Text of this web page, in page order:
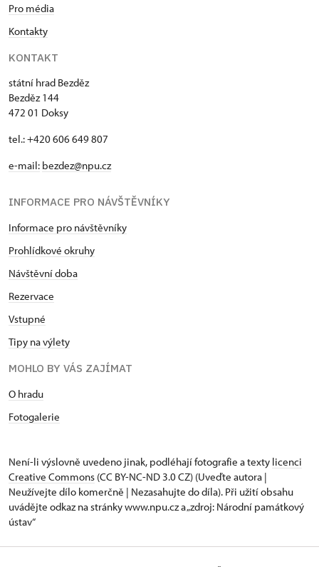
Pro média
Kontakty
KONTAKT
státní hrad Bezděz
Bezděz 144
472 01 Doksy
tel.: +420 606 649 807
e-mail: bezdez@npu.cz
INFORMACE PRO NÁVŠTĚVNÍKY
Informace pro návštěvníky
Prohlídkové okruhy
Návštěvní doba
Rezervace
Vstupné
Tipy na výlety
MOHLO BY VÁS ZAJÍMAT
O hradu
Fotogalerie
Není-li výslovně uvedeno jinak, podléhají fotografie a texty licenci
Creative Commons (CC BY-NC-ND 3.0 CZ) (Uveďte autora |
Neužívejte dílo komerčně | Nezasahujte do díla). Při užití obsahu
uvádějte odkaz na stránky www.npu.cz a „zdroj: Národní památkový
ústav“